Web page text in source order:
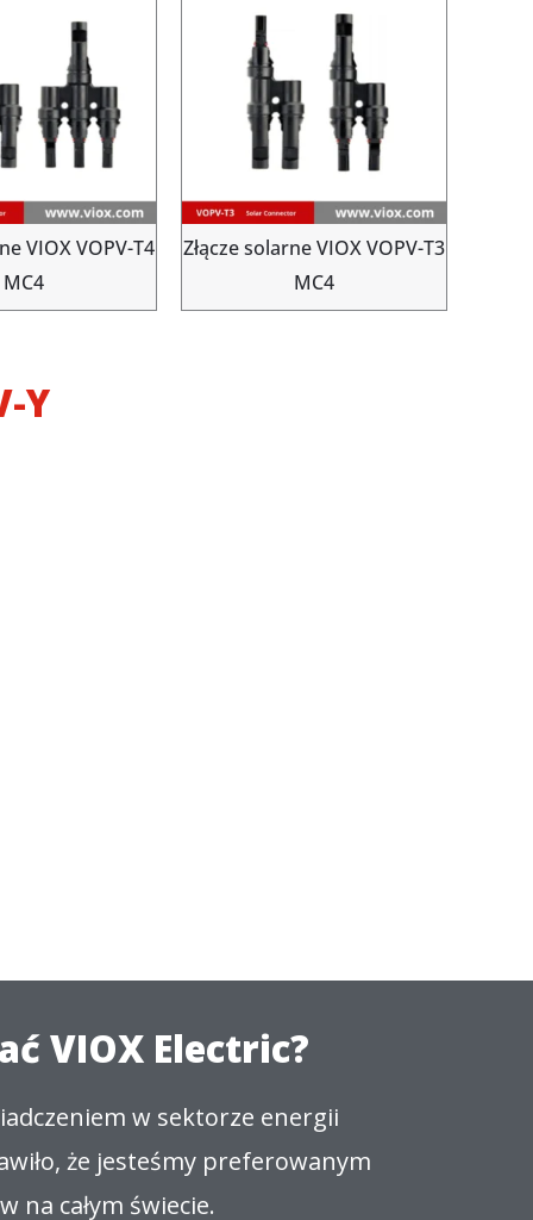
VIOX VOPV-T4
MC4
Złącze solarne VIOX VOPV-T3
MC4
Y
VIOX Electric?
w sektorze energii
że jesteśmy preferowanym
całym świecie.